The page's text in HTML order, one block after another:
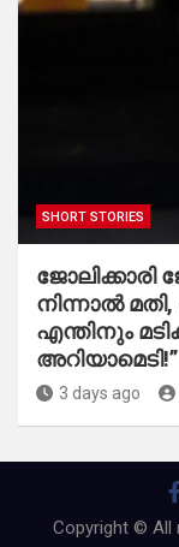
SHORT STORIES
ജോലിക്കാരി
നിന്നാൽ
എന്തിനും
അറിയാമെടി!”
3 days ago
Copyright © All